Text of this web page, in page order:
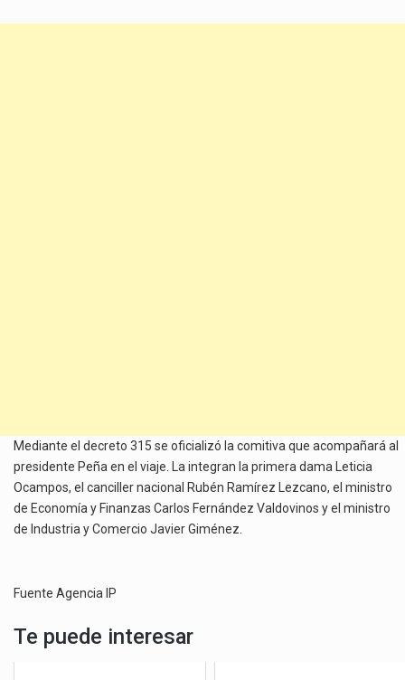
Mediante el decreto 315 se oficializó la comitiva que acompañará al
presidente Peña en el viaje. La integran la primera dama Leticia
Ocampos, el canciller nacional Rubén Ramírez Lezcano, el ministro
de Economía y Finanzas Carlos Fernández Valdovinos y el ministro
de Industria y Comercio Javier Giménez.
Fuente Agencia IP
Te puede interesar